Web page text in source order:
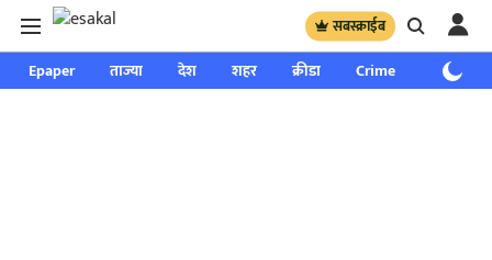
सबस्क्राईब
Epaper ताज्या देश शहर क्रीडा Crime साप्ताहिक